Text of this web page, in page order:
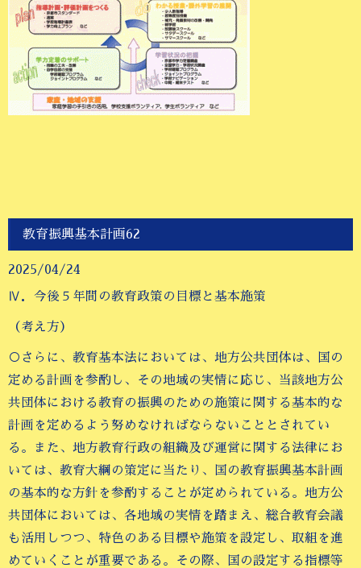
教育振興基本計画62
2025/04/24
Ⅳ．今後５年間の教育政策の目標と基本施策
（考え方）
○さらに、教育基本法においては、地方公共団体は、国の
定める計画を参酌し、その地域の実情に応じ、当該地方公
共団体における教育の振興のための施策に関する基本的な
計画を定めるよう努めなければならないこととされてい
る。また、地方教育行政の組織及び運営に関する法律にお
いては、教育大綱の策定に当たり、国の教育振興基本計画
の基本的な方針を参酌することが定められている。地方公
共団体においては、各地域の実情を踏まえ、総合教育会議
も活用しつつ、特色のある目標や施策を設定し、取組を進
めていくことが重要である。その際、国の設定する指標等